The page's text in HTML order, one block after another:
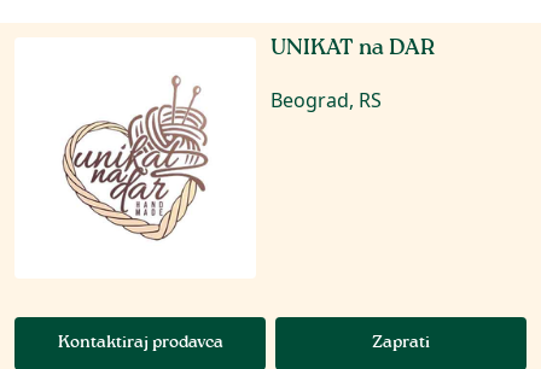
UNIKAT na DAR
Beograd, RS
Kontaktiraj prodavca Zaprati